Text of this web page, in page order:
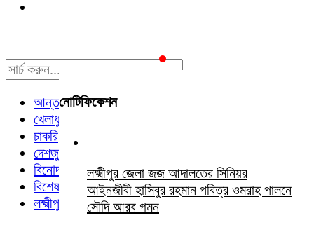
নোটিফিকেশন
লক্ষ্মীপুর জেলা জজ আদালতের সিনিয়র
আইনজীবী হাসিবুর রহমান পবিত্র ওমরাহ পালনে
সৌদি আরব গমন
আন্তর্জাতিক
খেলাধুলা
চাকরি
দেশজুড়ে
বিনোদন
বিশেষ প্রতিবেদন
লক্ষ্মীপুর সংবাদ